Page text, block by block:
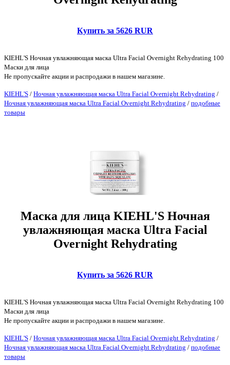
Купить за 5626 RUR
KIEHL'S Ночная увлажняющая маска Ultra Facial Overnight Rehydrating 100
Маски для лица
Не пропускайте акции и распродажи в нашем магазине.
KIEHL'S / Ночная увлажняющая маска Ultra Facial Overnight Rehydrating /
Ночная увлажняющая маска Ultra Facial Overnight Rehydrating / подобные
товары
Маска для лица KIEHL'S Ночная
увлажняющая маска Ultra Facial
Overnight Rehydrating
Купить за 5626 RUR
KIEHL'S Ночная увлажняющая маска Ultra Facial Overnight Rehydrating 100
Маски для лица
Не пропускайте акции и распродажи в нашем магазине.
KIEHL'S / Ночная увлажняющая маска Ultra Facial Overnight Rehydrating /
Ночная увлажняющая маска Ultra Facial Overnight Rehydrating / подобные
товары